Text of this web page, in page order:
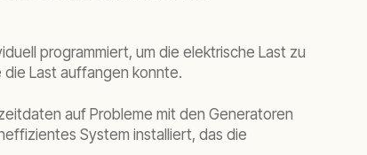
programmiert, um die elektrische Last zu
Last auffangen konnte.
auf Probleme mit den Generatoren
System installiert, das die